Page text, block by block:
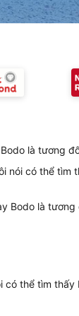
là tương
nói có thể tìm
Bodo là
có thể tìm